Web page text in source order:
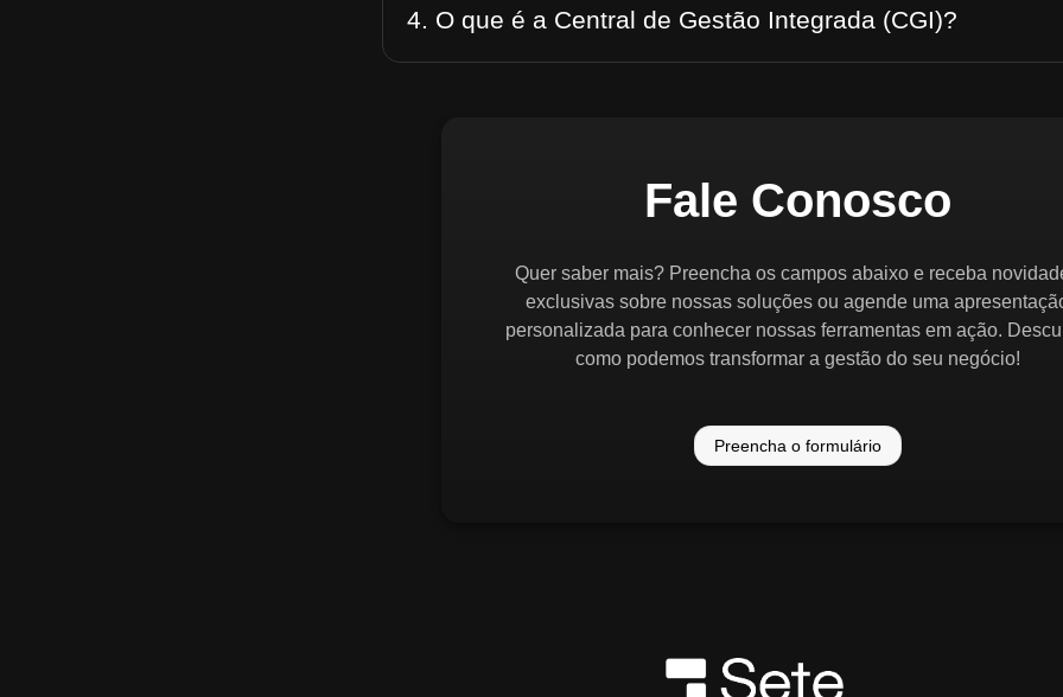
4. O que é a Central de Gestão Integrada (CGI)?
Fale Conosco
Quer saber mais? Preencha os campos abaixo e receba
exclusivas sobre nossas soluções ou agende uma
personalizada para conhecer nossas ferramentas em ação.
como podemos transformar a gestão do seu negócio!
Preencha o formulário